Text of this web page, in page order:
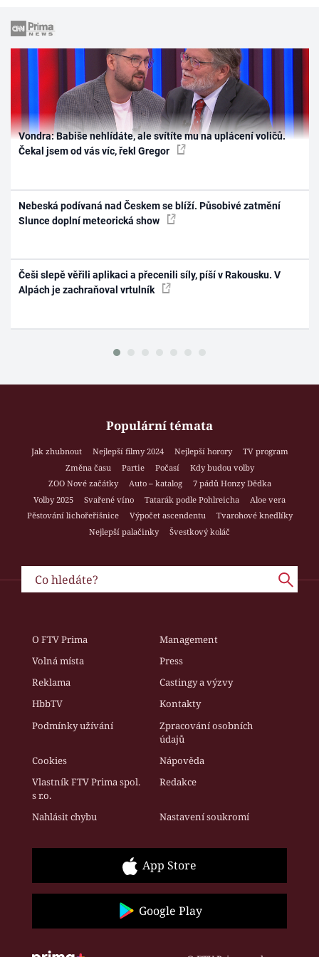
Vondra: Babiše nehlídáte, ale svítíte mu na uplácení voličů.
Čekal jsem od vás víc, řekl Gregor
Nebeská podívaná nad Českem se blíží. Působivé zatmění
Slunce doplní meteorická show
Češi slepě věřili aplikaci a přecenili síly, píší v Rakousku. V
Alpách je zachraňoval vrtulník
Populární témata
Jak zhubnout Nejlepší filmy 2024 Nejlepší horory
TV program
Změna času
Partie Počasí
Kdy budou volby
ZOO Nové začátky
Auto – katalog
7 pádů Honzy Dědka
Volby 2025
Svařené víno Tatarák podle Pohlreicha
Aloe vera
Pěstování lichořeřišnice
Výpočet ascendentu
Tvarohové knedlíky
Nejlepší palačinky
Švestkový koláč
O FTV Prima
Management
Volná místa
Press
Reklama
Castingy a výzvy
HbbTV
Kontakty
Podmínky užívání
Zpracování osobních
údajů
Cookies
Nápověda
Vlastník FTV Prima spol.
s r.o.
Redakce
Nahlásit chybu Nastavení soukromí
App Store
Google Play